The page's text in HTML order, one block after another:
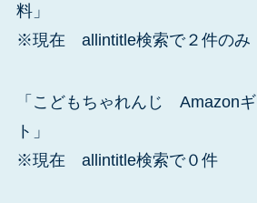
料」
※現在 allintitle検索で２件のみ
「こどもちゃれんじ Amazon
ト」
※現在 allintitle検索で０件